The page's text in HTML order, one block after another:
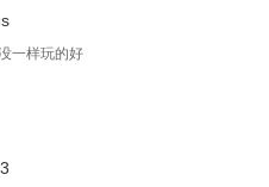
一样玩的好